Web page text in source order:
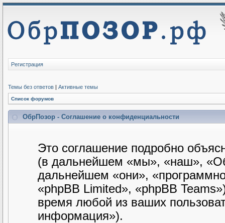
Регистрация
Темы без ответов | Активные темы
Список форумов
ОбрПозор - Соглашение о конфиденциальности
Это соглашение подробно
(в дальнейшем «мы», «наш»,
дальнейшем «они»,
«phpBB Limited», «phpBB
время любой из ваших
информация»).